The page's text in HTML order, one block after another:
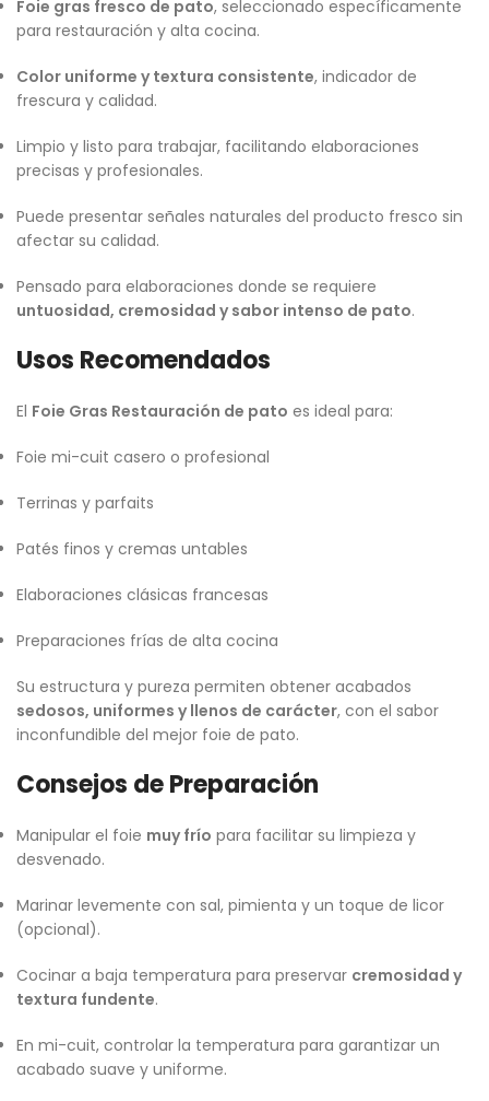
Foie gras fresco de pato, seleccionado específicamente
para restauración y alta cocina.
Color uniforme y textura consistente, indicador de
frescura y calidad.
Limpio y listo para trabajar, facilitando elaboraciones
precisas y profesionales.
Puede presentar señales naturales del producto fresco sin
afectar su calidad.
Pensado para elaboraciones donde se requiere
untuosidad, cremosidad y sabor intenso de pato.
Usos Recomendados
El Foie Gras Restauración de pato es ideal para:
Foie mi-cuit casero o profesional
Terrinas y parfaits
Patés finos y cremas untables
Elaboraciones clásicas francesas
Preparaciones frías de alta cocina
Su estructura y pureza permiten obtener acabados
sedosos, uniformes y llenos de carácter, con el sabor
inconfundible del mejor foie de pato.
Consejos de Preparación
Manipular el foie muy frío para facilitar su limpieza y
desvenado.
Marinar levemente con sal, pimienta y un toque de licor
(opcional).
Cocinar a baja temperatura para preservar cremosidad y
textura fundente.
En mi-cuit, controlar la temperatura para garantizar un
acabado suave y uniforme.